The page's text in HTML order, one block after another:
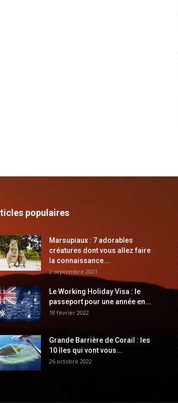
populaires
Marsupiaux : 7 adorables
créatures dont vous allez faire
la connaissance...
2 septembre 2021
Le Working Holiday Visa : le
passeport pour une année en...
18 février 2022
Grande Barrière de Corail : les
10 îles qui vont vous...
26 octobre 2022